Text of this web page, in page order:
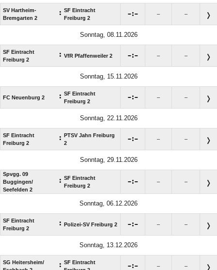
SV Hartheim-
Bremgarten 2
: SF Eintracht
Freiburg 2
: – –
Sonntag, 08.11.2026
SF Eintracht
Freiburg 2
: VfR Pfaffenweiler 2 : – –
Sonntag, 15.11.2026
FC Neuenburg 2 : SF Eintracht
Freiburg 2
: – –
Sonntag, 22.11.2026
SF Eintracht
Freiburg 2
:
PTSV Jahn Freiburg
2
: – –
Sonntag, 29.11.2026
Spvgg. 09
Buggingen/​
Seefelden 2
: SF Eintracht
Freiburg 2
: – –
Sonntag, 06.12.2026
SF Eintracht
Freiburg 2
: Polizei-SV Freiburg 2 : – –
Sonntag, 13.12.2026
SG Heitersheim/​
: SF Eintracht
: – –